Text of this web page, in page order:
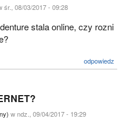
śr., 08/03/2017 - 09:28
stala online, czy rozni
odpowiedz
w ndz., 09/04/2017 - 19:29